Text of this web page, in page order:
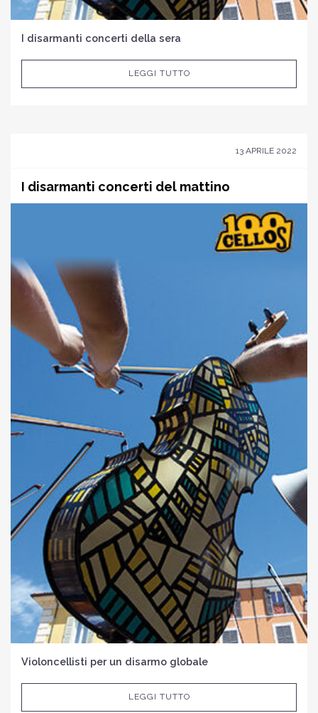
I disarmanti concerti della sera
LEGGI TUTTO
13 APRILE 2022
I disarmanti concerti del mattino
Violoncellisti per un disarmo globale
LEGGI TUTTO